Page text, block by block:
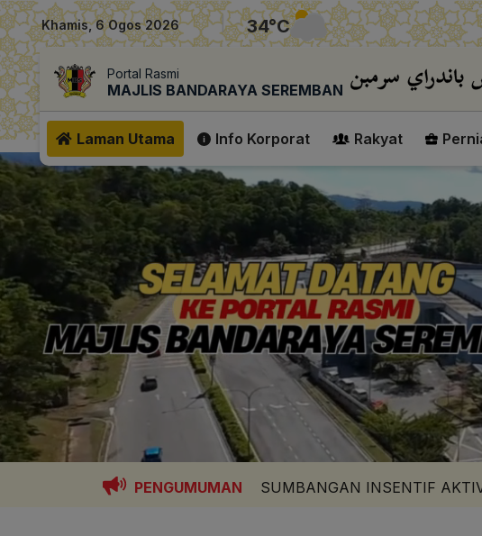
Khamis, 6 Ogos 2026 | 34°C
Portal Rasmi
MAJLIS BANDARAYA SEREMBAN
Laman Utama Info Korporat Rakyat
PENGUMUMAN SUMBANGAN INSENTIF